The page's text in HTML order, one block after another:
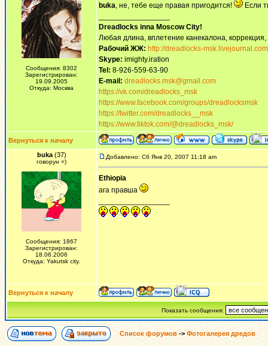
Сообщения: 8302
Зарегистрирован:
19.09.2005
Откуда: Москва
buka, не, тебе еще правая пригодится!
Если
Dreadlocks inna Moscow Сity!
Любая длина, вплетение канекалона,
Рабочий ЖЖ: http://dreadlocks-
Skype: imighty.iration
Tel: 8-926-559-63-90
E-mail: dreadlocks.msk@gmail.com
https://vk.com/dreadlocks_msk
https://www.facebook.com/groups/dreadlocksmsk
https://twitter.com/dreadlocks__msk
https://www.tiktok.com/@dreadlocks_msk/
Вернуться к началу
buka(37)
говорун =)
Сообщения: 1867
Зарегистрирован:
18.06.2006
Откуда: Yakutsk city.
Добавлено: Сб Янв 20, 2007 11:18 am
Ethiopia
ага правша
Вернуться к началу
Показать сообщения:
Список форумов -> Фотогалерея дредов